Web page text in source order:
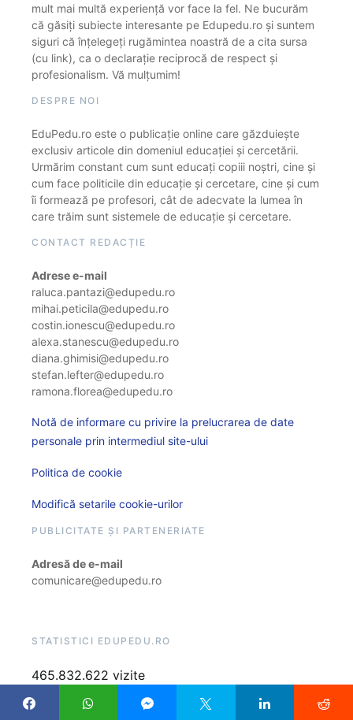
mult mai multă experiență vor face la fel. Ne bucurăm
că găsiți subiecte interesante pe Edupedu.ro și suntem
siguri că înțelegeți rugămintea noastră de a cita sursa
(cu link), ca o declarație reciprocă de respect și
profesionalism. Vă mulțumim!
DESPRE NOI
EduPedu.ro este o publicație online care găzduiește
exclusiv articole din domeniul educației și cercetării.
Urmărim constant cum sunt educați copiii noștri, cine și
cum face politicile din educație și cercetare, cine și cum
îi formează pe profesori, cât de adecvate la lumea în
care trăim sunt sistemele de educație și cercetare.
CONTACT REDACȚIE
Adrese e-mail
raluca.pantazi@edupedu.ro
mihai.peticila@edupedu.ro
costin.ionescu@edupedu.ro
alexa.stanescu@edupedu.ro
diana.ghimisi@edupedu.ro
stefan.lefter@edupedu.ro
ramona.florea@edupedu.ro
Notă de informare cu privire la prelucrarea de date
personale prin intermediul site-ului
Politica de cookie
Modifică setarile cookie-urilor
PUBLICITATE ȘI PARTENERIATE
Adresă de e-mail
comunicare@edupedu.ro
STATISTICI EDUPEDU.RO
465.832.622 vizite